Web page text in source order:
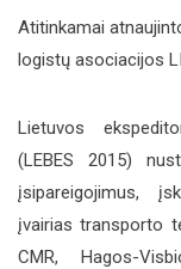
Atitinkamai
logistų asociacijos
Lietuvos
(LEBES 2015)
įsipareigojimus,
įvairias transporto
CMR, Hagos-